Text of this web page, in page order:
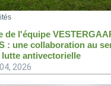
de l'équipe
: une collaboration au
lutte antivectorielle
2026